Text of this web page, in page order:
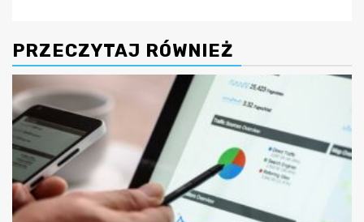
PRZECZYTAJ RÓWNIEŻ